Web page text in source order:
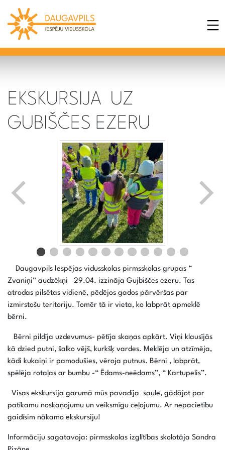
EKSKURSIJA UZ
GUBIŠČES EZERU
Daugavpils Iespējas vidusskolas pirmsskolas grupas “
Zvaniņi” audzēkņi 29.04. izzināja Gujbiščes ezeru. Tas
atrodas pilsētas vidienē, pēdējos gados pārvēršas par
izmirstošu teritoriju. Tomēr tā ir vieta, ko labprāt apmeklē
bērni.
Bērni pildīja uzdevumus- pētīja skaņas apkārt. Viņi klausījās
kā dzied putni, šalko vējš, kurkšķ vardes. Meklēja un atzīmēja,
kādi kukaiņi ir pamodušies, vēroja putnus. Bērni , labprāt,
spēlēja rotaļas ar bumbu -“ Ēdams-neēdams”, “ Kartupelis”.
Visas ekskursija garumā mūs pavadīja saule, gādājot par
patīkamu noskaņojumu un veiksmīgu ceļojumu. Ar nepacietību
gaidīsim nākamo ekskursiju!
Informāciju sagatavoja: pirmsskolas izglītības skolotāja Sandra